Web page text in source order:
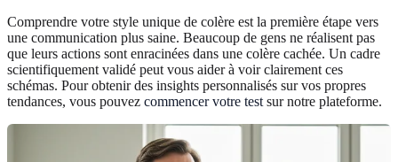
Comprendre votre style unique de colère est la première étape vers
une communication plus saine. Beaucoup de gens ne réalisent pas
que leurs actions sont enracinées dans une colère cachée. Un cadre
scientifiquement validé peut vous aider à voir clairement ces
schémas. Pour obtenir des insights personnalisés sur vos propres
tendances, vous pouvez commencer votre test sur notre plateforme.